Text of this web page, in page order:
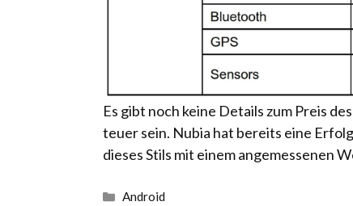
Es gibt noch keine Details zum Preis
teuer sein. Nubia hat bereits eine
dieses Stils mit einem angemessenen
Kategorien
Android